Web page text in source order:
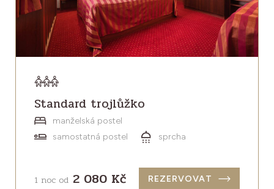
Standard trojlůžko
manželská postel
samostatná postel
sprcha
1 noc od 2 080 Kč REZERVOVAT